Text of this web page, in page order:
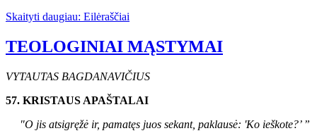
Skaityti daugiau: Eilėraščiai
TEOLOGINIAI MĄSTYMAI
VYTAUTAS BAGDANAVIČIUS
57. KRISTAUS APAŠTALAI
"O jis atsigręžė ir, pamatęs juos sekant, paklausė: 'Ko ieškote?’ ”